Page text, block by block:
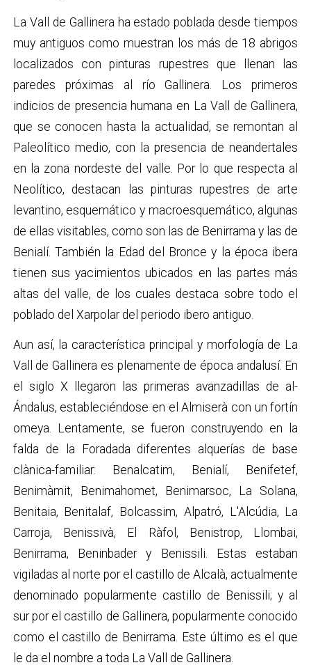
La Vall de Gallinera ha estado poblada desde tiempos
muy antiguos como muestran los más de 18 abrigos
localizados con pinturas rupestres que llenan las
paredes próximas al río Gallinera. Los primeros
indicios de presencia humana en La Vall de Gallinera,
que se conocen hasta la actualidad, se remontan al
Paleolítico medio, con la presencia de neandertales
en la zona nordeste del valle. Por lo que respecta al
Neolítico, destacan las pinturas rupestres de arte
levantino, esquemático y macroesquemático, algunas
de ellas visitables, como son las de Benirrama y las de
Benialí. También la Edad del Bronce y la época ibera
tienen sus yacimientos ubicados en las partes más
altas del valle, de los cuales destaca sobre todo el
poblado del Xarpolar del periodo ibero antiguo.
Aun así, la característica principal y morfología de La
Vall de Gallinera es plenamente de época andalusí. En
el siglo X llegaron las primeras avanzadillas de al-
Ándalus, estableciéndose en el Almiserà con un fortín
omeya. Lentamente, se fueron construyendo en la
falda de la Foradada diferentes alquerías de base
clànica-familiar: Benalcatim, Benialí, Benifetef,
Benimàmit, Benimahomet, Benimarsoc, La Solana,
Benitaia, Benitalaf, Bolcassim, Alpatró, L'Alcúdia, La
Carroja, Benissivà, El Ràfol, Benistrop, Llombai,
Benirrama, Beninbader y Benissili. Estas estaban
vigiladas al norte por el castillo de Alcalà, actualmente
denominado popularmente castillo de Benissili; y al
sur por el castillo de Gallinera, popularmente conocido
como el castillo de Benirrama. Este último es el que
le da el nombre a toda La Vall de Gallinera.